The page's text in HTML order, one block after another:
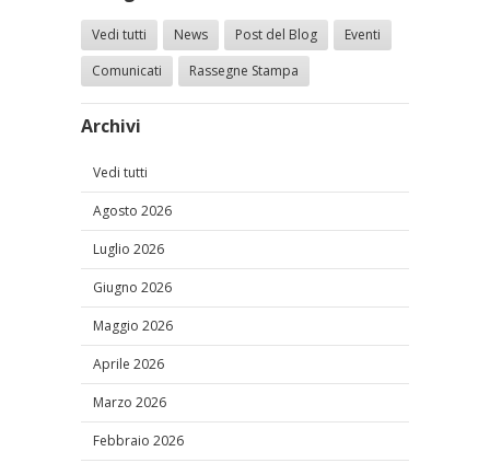
Vedi tutti News Post del Blog
Eventi
Comunicati
Rassegne Stampa
Archivi
Vedi tutti
Agosto 2026
Luglio 2026
Giugno 2026
Maggio 2026
Aprile 2026
Marzo 2026
Febbraio 2026